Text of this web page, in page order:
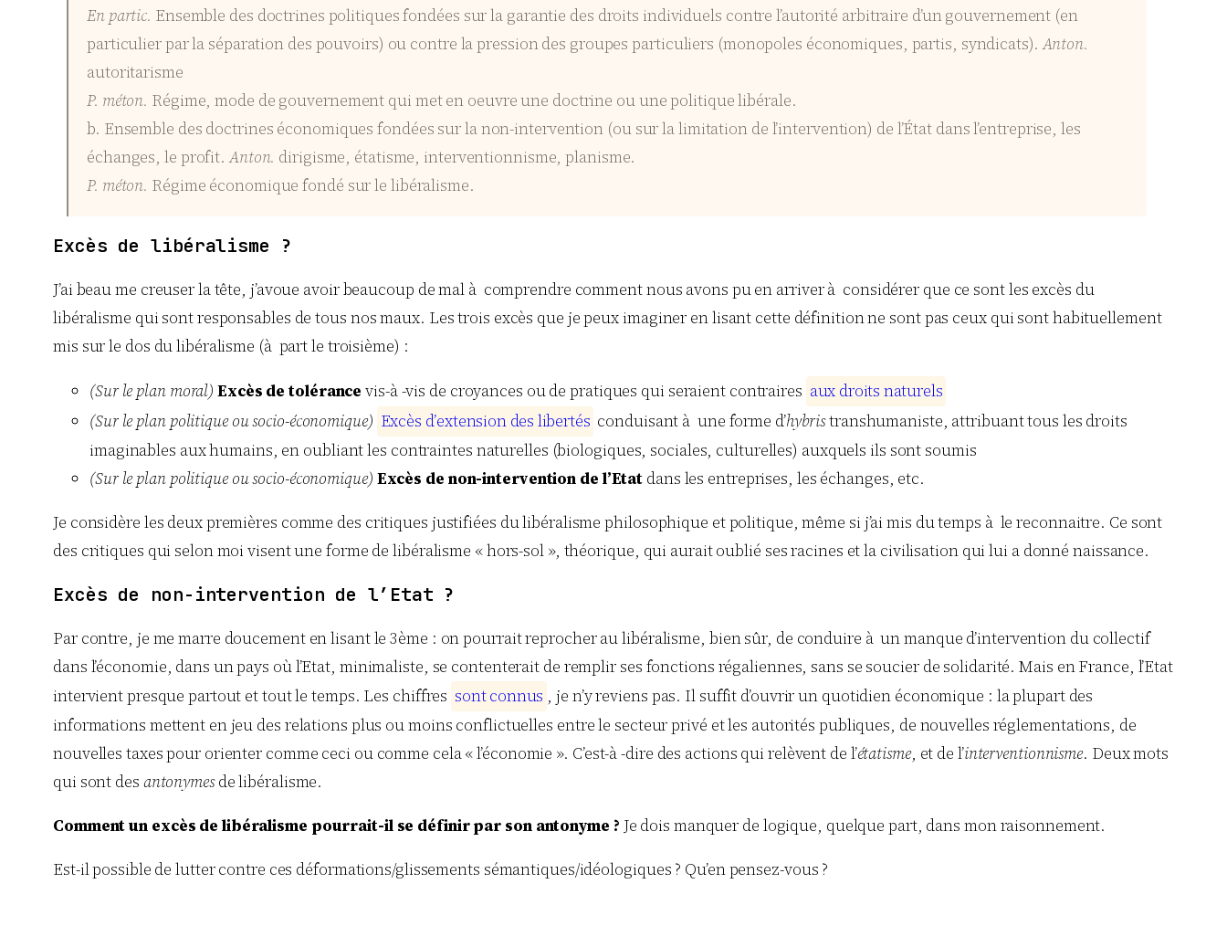
En partic. Ensemble des doctrines politiques fondées sur la garantie des droits individuels contre l’autorité arbitraire d’un gouvernement (en
particulier par la séparation des pouvoirs) ou contre la pression des groupes particuliers (monopoles économiques, partis, syndicats).Anton.
autoritarisme
P. méton. Régime, mode de gouvernement qui met en oeuvre une doctrine ou une politique libérale.
b. Ensemble des doctrines économiques fondées sur la non-intervention (ou sur la limitation de l’intervention) de l’État dans l’entreprise, les
échanges, le profit.Anton. dirigisme, étatisme, interventionnisme, planisme.
P. méton. Régime économique fondé sur le libéralisme.
Excès de libéralisme ?
J’ai beau me creuser la tête, j’avoue avoir beaucoup de mal à comprendre comment nous avons pu en arriver à considérer que ce sont les excès du
libéralisme qui sont responsables de tous nos maux. Les trois excès que je peux imaginer en lisant cette définition ne sont pas ceux qui sont habituellement
mis sur le dos du libéralisme (à part le troisième) :
(Sur le plan moral) Excès de tolérance vis-à -vis de croyances ou de pratiques qui seraient contraires aux droits naturels
(Sur le plan politique ou socio-économique) Excès d’extension des libertés conduisant à une forme d’hybristranshumaniste, attribuant tous les droits
imaginables aux humains, en oubliant les contraintes naturelles (biologiques, sociales, culturelles) auxquels ils sont soumis
(Sur le plan politique ou socio-économique) Excès de non-intervention de l’Etat dans les entreprises, les échanges, etc.
Je considère les deux premières comme des critiques justifiées du libéralisme philosophique et politique, même si j’ai mis du temps à le reconnaitre. Ce sont
des critiques qui selon moi visent une forme de libéralisme « hors-sol », théorique, qui aurait oublié ses racines et la civilisation qui lui a donné naissance.
Excès de non-intervention de l’Etat ?
Par contre, je me marre doucement en lisant le 3ème : on pourrait reprocher au libéralisme, bien sûr, de conduire à un manque d’intervention du collectif
dans l’économie, dans un pays où l’Etat, minimaliste, se contenterait de remplir ses fonctions régaliennes, sans se soucier de solidarité. Mais en France, l’Etat
intervient presque partout et tout le temps. Les chiffres sontconnus , je n’y reviens pas. Il suffit d’ouvrir un quotidien économique : la plupart des
informations mettent en jeu des relations plus ou moins conflictuelles entre le secteur privé et les autorités publiques, de nouvelles réglementations, de
nouvelles taxes pour orienter comme ceci ou comme cela « l’économie ». C’est-à -dire des actions qui relèvent de l’étatisme, et de l’interventionnisme. Deux mots
qui sont des antonymesde libéralisme.
Comment un excès de libéralisme pourrait-il se définir par son antonyme ? Je dois manquer de logique, quelque part, dans mon raisonnement.
Est-il possible de lutter contre ces déformations/glissements sémantiques/idéologiques ? Qu’en pensez-vous ?